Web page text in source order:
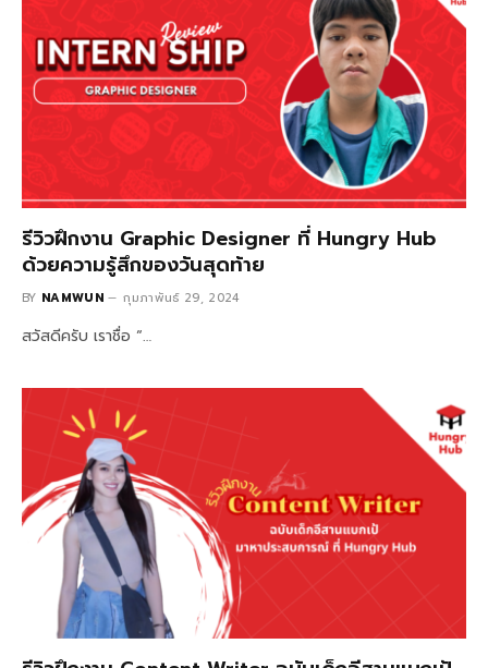
รีวิวฝึกงาน Graphic Designer ที่ Hungry Hub
ด้วยความรู้สึกของวันสุดท้าย
BY NAMWUN กุมภาพันธ์ 29, 2024
สวัสดีครับ เราชื่อ “…